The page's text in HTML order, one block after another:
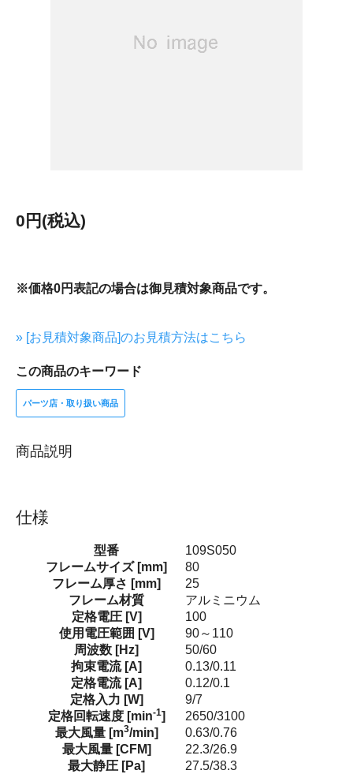
0円(税込)
※価格0円表記の場合は御見積対象商品です。
» [お見積対象商品]のお見積方法はこちら
この商品のキーワード
パーツ店・取り扱い商品
商品説明
仕様
型番
109S050
フレームサイズ [mm]
80
フレーム厚さ [mm]
25
フレーム材質
アルミニウム
定格電圧 [V]
100
使用電圧範囲 [V]
90～110
周波数 [Hz]
50/60
拘束電流 [A]
0.13/0.11
定格電流 [A]
0.12/0.1
定格入力 [W]
9/7
定格回転速度 [min-1]
2650/3100
最大風量 [m3/min]
0.63/0.76
最大風量 [CFM]
22.3/26.9
最大静圧 [Pa]
27.5/38.3